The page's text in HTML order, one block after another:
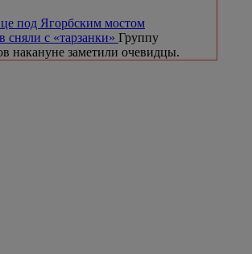
под Ягорбским мостом
сняли с «тарзанки» Группу
накануне заметили очевидцы.